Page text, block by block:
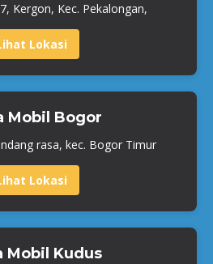
Kergon, Kec. Pekalongan,
Lokasi
Mobil Bogor
rasa, kec. Bogor Timur
Lokasi
Mobil Kudus